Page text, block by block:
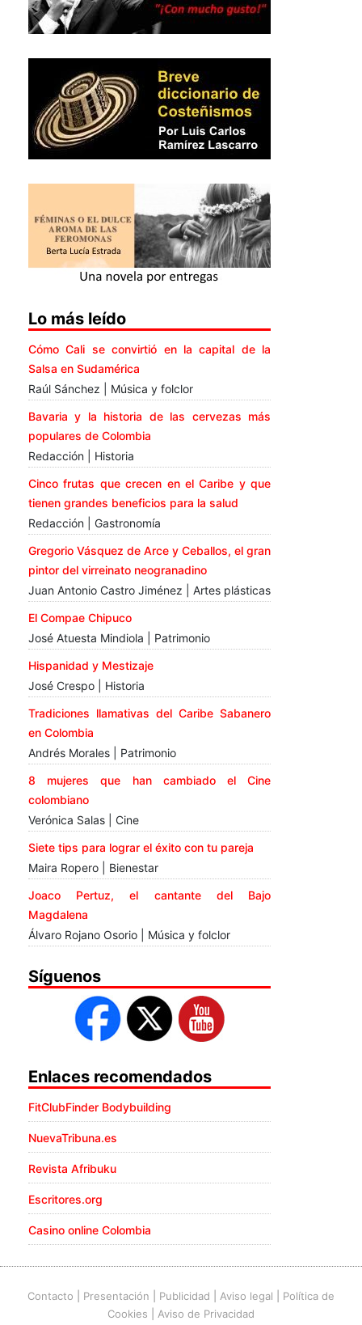
Lo más leído
Cómo Cali se convirtió en la capital de la
Salsa en Sudamérica
Raúl Sánchez | Música y folclor
Bavaria y la historia de las cervezas más
populares de Colombia
Redacción | Historia
Cinco frutas que crecen en el Caribe y que
tienen grandes beneficios para la salud
Redacción | Gastronomía
Gregorio Vásquez de Arce y Ceballos, el gran
pintor del virreinato neogranadino
Juan Antonio Castro Jiménez | Artes plásticas
El Compae Chipuco
José Atuesta Mindiola | Patrimonio
Hispanidad y Mestizaje
José Crespo | Historia
Tradiciones llamativas del Caribe Sabanero
en Colombia
Andrés Morales | Patrimonio
8 mujeres que han cambiado el Cine
colombiano
Verónica Salas | Cine
Siete tips para lograr el éxito con tu pareja
Maira Ropero | Bienestar
Joaco Pertuz, el cantante del Bajo
Magdalena
Álvaro Rojano Osorio | Música y folclor
Síguenos
Enlaces recomendados
FitClubFinder Bodybuilding
NuevaTribuna.es
Revista Afribuku
Escritores.org
Casino online Colombia
Contacto Presentación Publicidad Aviso legal
Política de
Cookies
Aviso de Privacidad